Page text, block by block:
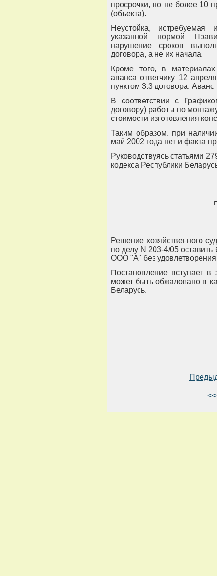
просрочки, но не более 10
(объекта).
Неустойка, истребуемая
указанной нормой
нарушение сроков
договора, а не их начала.
Кроме того, в материалах
аванса ответчику 12
пунктом 3.3 договора. Аванс
В соответствии с
договору) работы по
стоимости изготовления
Таким образом, при
май 2002 года нет и факта
Руководствуясь статьями
кодекса Республики
Решение хозяйственного
по делу N 203-4/05
ООО "А" без
Постановление вступает
может быть обжаловано в
Беларусь.